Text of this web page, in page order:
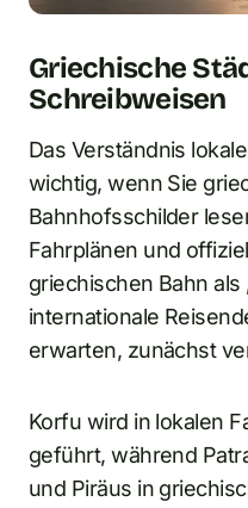
Griechische
Schreibweisen
Das Verständnis
wichtig, wenn Sie
Bahnhofsschilder
Fahrplänen und
griechischen Bahn als
internationale
erwarten, zunächst
Korfu wird in lokalen
geführt, während
und Piräus in